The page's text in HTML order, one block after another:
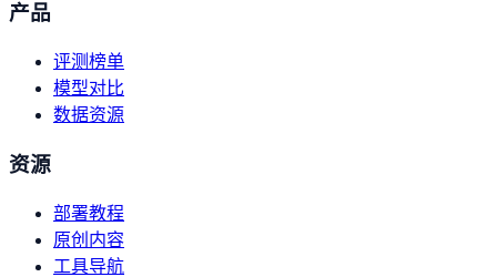
产品
评测榜单
模型对比
数据资源
资源
部署教程
原创内容
工具导航